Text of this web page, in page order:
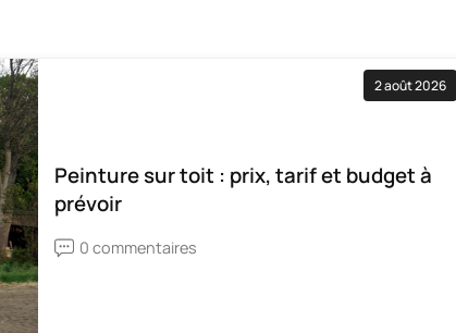
2 août 2026
Peinture sur toit : prix, tarif et budget à
prévoir
0 commentaires